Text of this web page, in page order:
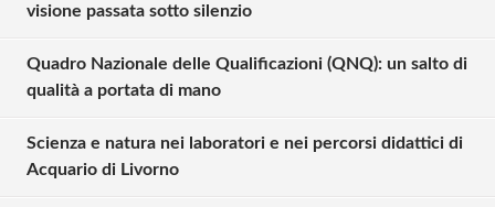
visione passata sotto silenzio
Quadro Nazionale delle Qualificazioni (QNQ): un salto di
qualità a portata di mano
Scienza e natura nei laboratori e nei percorsi didattici di
Acquario di Livorno